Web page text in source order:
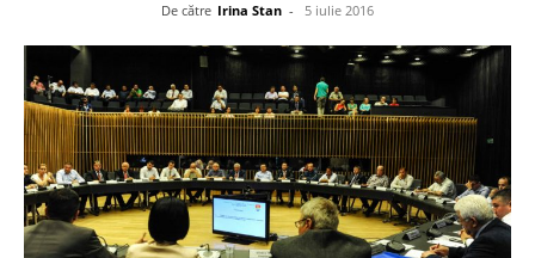
De către Irina Stan - 5 iulie 2016